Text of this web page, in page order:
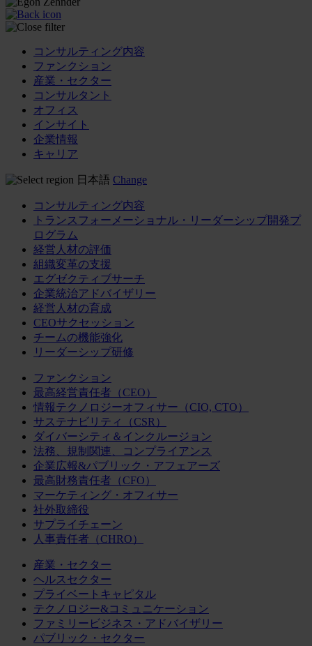
コンサルティング内容
ファンクション
産業・セクター
コンサルタント
オフィス
インサイト
企業情報
キャリア
日本語 Change
コンサルティング内容
トランスフォーメーショナル・リーダーシップ開発プ
ログラム
経営人材の評価
組織変革の支援
エグゼクティブサーチ
企業統治アドバイザリー
経営人材の育成
CEOサクセッション
チームの機能強化
リーダーシップ研修
ファンクション
最高経営責任者（CEO）
情報テクノロジーオフィサー（CIO, CTO）
サステナビリティ（CSR）
ダイバーシティ＆インクルージョン
法務、規制関連、コンプライアンス
企業広報&パブリック・アフェアーズ
最高財務責任者（CFO）
マーケティング・オフィサー
社外取締役
サプライチェーン
人事責任者（CHRO）
産業・セクター
ヘルスセクター
プライベートキャピタル
テクノロジー&コミュニケーション
ファミリービジネス・アドバイザリー
パブリック・セクター